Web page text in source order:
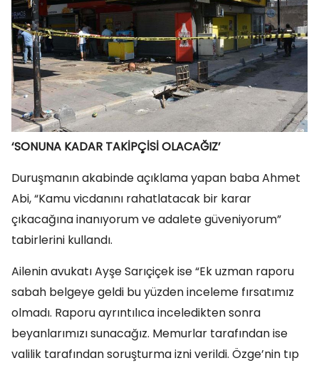
‘SONUNA KADAR TAKİPÇİSİ OLACAĞIZ’
Duruşmanın akabinde açıklama yapan baba Ahmet
Abi, “Kamu vicdanını rahatlatacak bir karar
çıkacağına inanıyorum ve adalete güveniyorum”
tabirlerini kullandı.
Ailenin avukatı Ayşe Sarıçiçek ise “Ek uzman raporu
sabah belgeye geldi bu yüzden inceleme fırsatımız
olmadı. Raporu ayrıntılıca inceledikten sonra
beyanlarımızı sunacağız. Memurlar tarafından ise
valilik tarafından soruşturma izni verildi. Özge’nin tıp